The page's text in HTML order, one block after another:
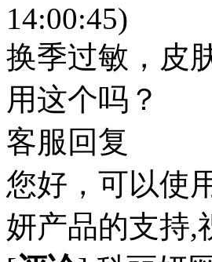
14:00:45)
换季过敏，皮
用这个吗？
客服回复
您好，可以使
妍产品的支持,